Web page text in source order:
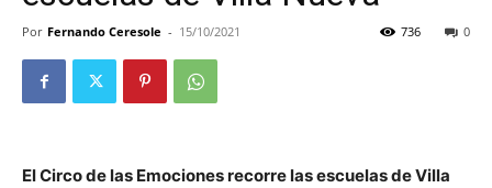
Por Fernando Ceresole - 15/10/2021 0
736
El Circo de las Emociones recorre las escuelas de Villa